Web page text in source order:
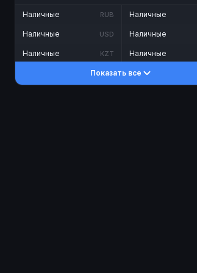
Наличные RUB
Наличные USD
Наличные KZT
Наличные
Наличные
Наличные
Показать все